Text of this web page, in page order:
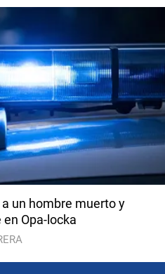
un hombre muerto y
Opa-locka